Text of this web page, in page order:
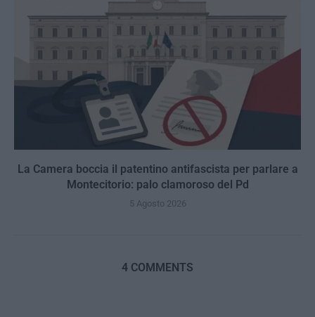
La Camera boccia il patentino antifascista per parlare a
Montecitorio: palo clamoroso del Pd
5 Agosto 2026
4 COMMENTS